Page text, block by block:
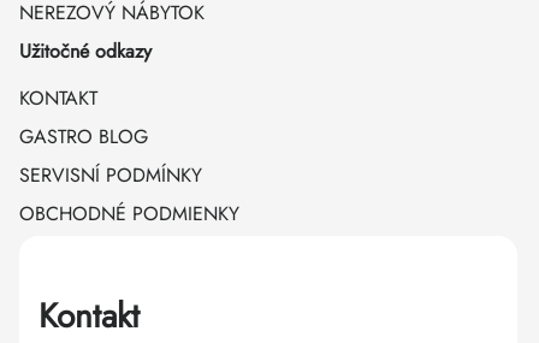
NEREZOVÝ NÁBYTOK
Užitočné odkazy
KONTAKT
GASTRO BLOG
SERVISNÍ PODMÍNKY
OBCHODNÉ PODMIENKY
Kontakt